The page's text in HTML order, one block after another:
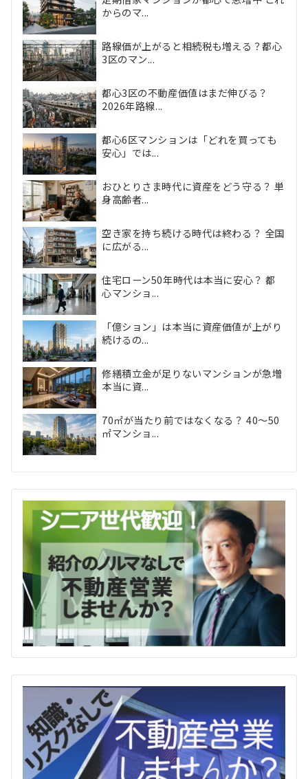
からのマ...
路線価が上がると相続税も増える？都心
3区のマン...
都心3区の不動産価値はまだ伸びる？
2026年路線...
都心6区マンションは「どれを買っても
安心」では...
おひとりさま時代に資産をどう守る？ 単
身高齢者...
空き家を持ち続ける時代は終わる？ 全国
に広がる...
住宅ローン50年時代は本当に安心？ 都
心マンショ...
「億ション」は本当に資産価値が上がり
続けるの...
修繕積立金が足りないマンションが急増
本当に資...
70㎡が当たり前ではなくなる？ 40〜50
㎡マンショ...